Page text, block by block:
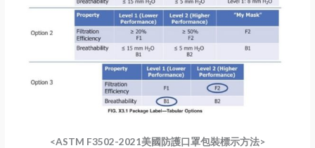
<ASTM F3502-2021美國防護口罩包裝標示方法>